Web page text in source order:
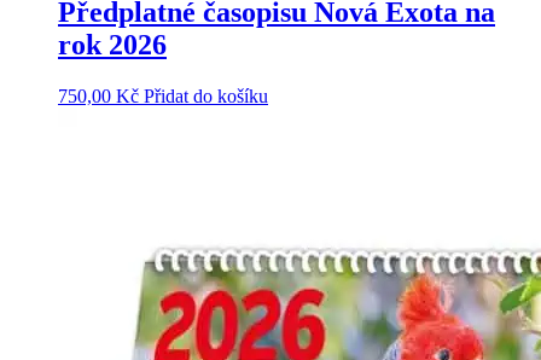
Předplatné časopisu Nová Exota na
rok 2026
750,00 Kč Přidat do košíku